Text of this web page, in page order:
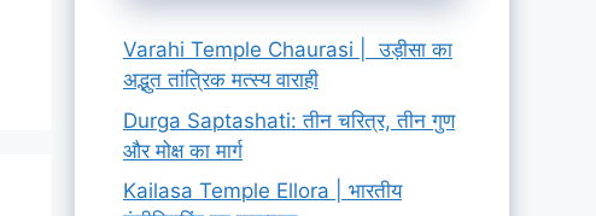
Varahi Temple Chaurasi | उड़ीसा का
अद्भुत तांत्रिक मत्स्य वाराही
Durga Saptashati: तीन चरित्र, तीन गुण
और मोक्ष का मार्ग
Kailasa Temple Ellora | भारतीय